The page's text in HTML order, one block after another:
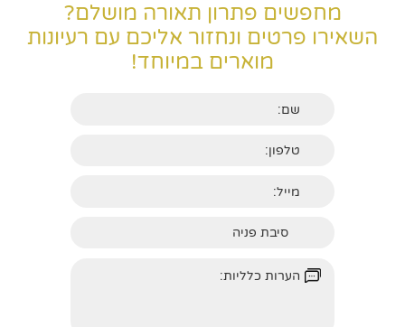
מחפשים פתרון תאורה מושלם?
השאירו פרטים ונחזור אליכם עם רעיונות
מוארים במיוחד!